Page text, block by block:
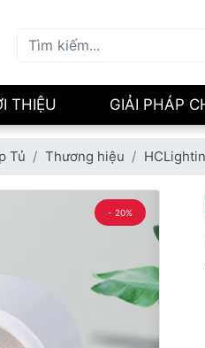
THIỆU GIẢI PHÁP
Tủ Thương hiệu
- 20%